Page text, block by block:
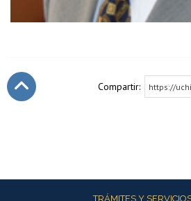
Compartir: https://
Más informaciónTRÁMITES Y